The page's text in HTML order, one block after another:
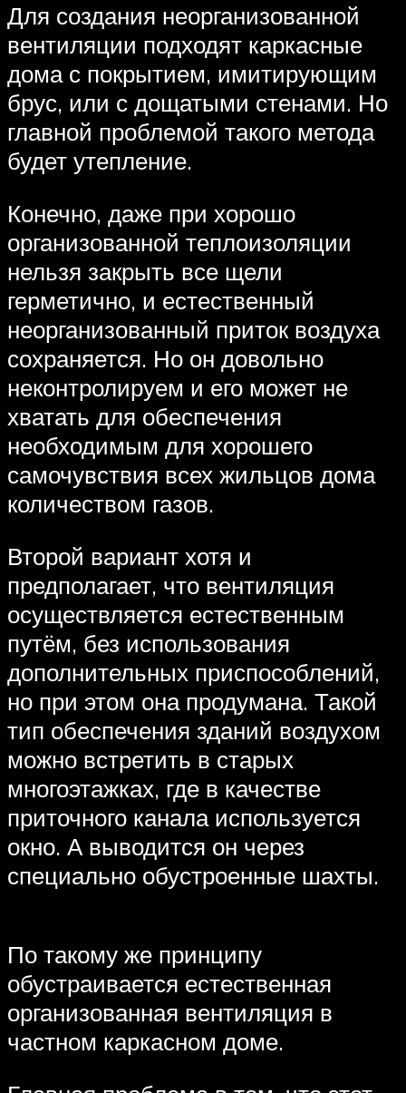
Для создания неорганизованной
вентиляции подходят каркасные
дома с покрытием, имитирующим
брус, или с дощатыми стенами. Но
главной проблемой такого метода
будет утепление.
Конечно, даже при хорошо
организованной теплоизоляции
нельзя закрыть все щели
герметично, и естественный
неорганизованный приток воздуха
сохраняется. Но он довольно
неконтролируем и его может не
хватать для обеспечения
необходимым для хорошего
самочувствия всех жильцов дома
количеством газов.
Второй вариант хотя и
предполагает, что вентиляция
осуществляется естественным
путём, без использования
дополнительных приспособлений,
но при этом она продумана. Такой
тип обеспечения зданий воздухом
можно встретить в старых
многоэтажках, где в качестве
приточного канала используется
окно. А выводится он через
специально обустроенные шахты.
По такому же принципу
обустраивается естественная
организованная вентиляция в
частном каркасном доме.